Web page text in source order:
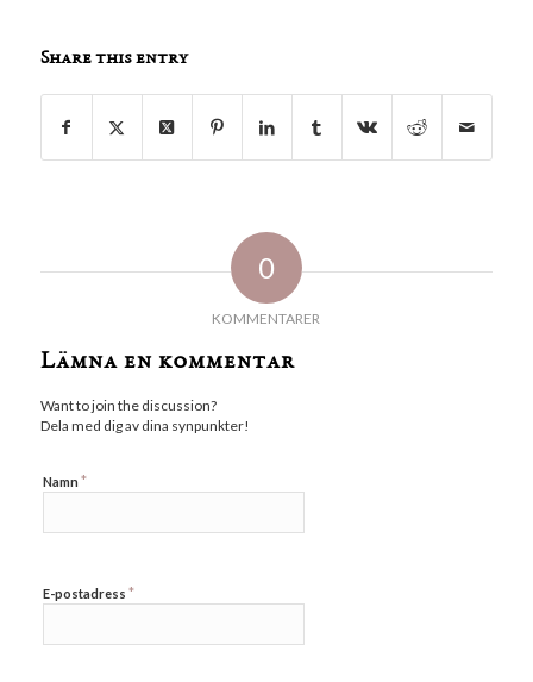
Share this entry
0
KOMMENTARER
Lämna en kommentar
Want to join the discussion?
Dela med dig av dina synpunkter!
Namn *
E-postadress *